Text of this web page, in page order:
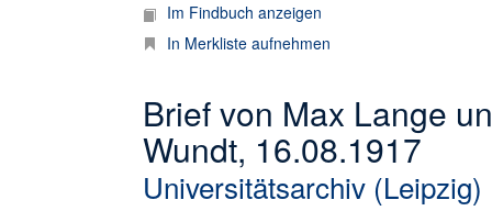
Im Findbuch anzeigen
In Merkliste aufnehmen
Brief von Max Lange
Wundt, 16.08.1917
Universitätsarchiv (Leipzig)